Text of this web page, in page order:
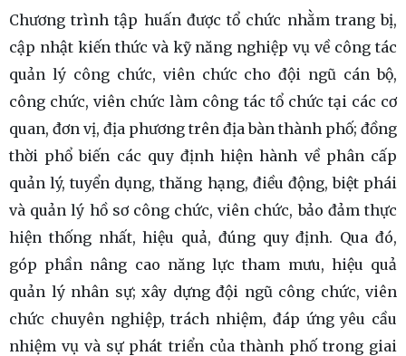
Chương trình tập huấn được tổ chức nhằm trang bị,
cập nhật kiến thức và kỹ năng nghiệp vụ về công tác
quản lý công chức, viên chức cho đội ngũ cán bộ,
công chức, viên chức làm công tác tổ chức tại các cơ
quan, đơn vị, địa phương trên địa bàn thành phố; đồng
thời phổ biến các quy định hiện hành về phân cấp
quản lý, tuyển dụng, thăng hạng, điều động, biệt phái
và quản lý hồ sơ công chức, viên chức, bảo đảm thực
hiện thống nhất, hiệu quả, đúng quy định. Qua đó,
góp phần nâng cao năng lực tham mưu, hiệu quả
quản lý nhân sự; xây dựng đội ngũ công chức, viên
chức chuyên nghiệp, trách nhiệm, đáp ứng yêu cầu
nhiệm vụ và sự phát triển của thành phố trong giai